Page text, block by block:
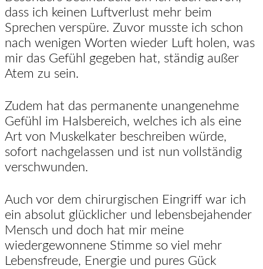
dass ich keinen Luftverlust mehr beim
Sprechen verspüre. Zuvor musste ich schon
nach wenigen Worten wieder Luft holen, was
mir das Gefühl gegeben hat, ständig außer
Atem zu sein.
Zudem hat das permanente unangenehme
Gefühl im Halsbereich, welches ich als eine
Art von Muskelkater beschreiben würde,
sofort nachgelassen und ist nun vollständig
verschwunden.
Auch vor dem chirurgischen Eingriff war ich
ein absolut glücklicher und lebensbejahender
Mensch und doch hat mir meine
wiedergewonnene Stimme so viel mehr
Lebensfreude, Energie und pures Gück